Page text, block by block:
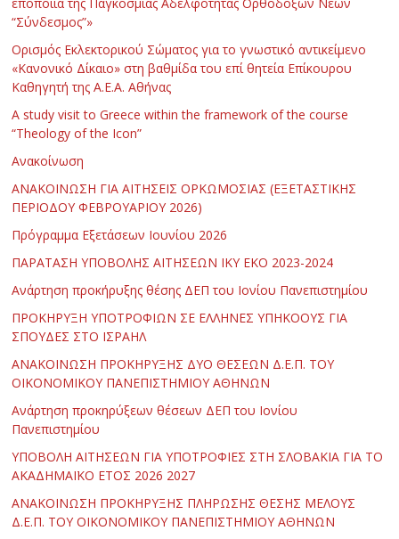
“Σύνδεσμος”»
Ορισμός Εκλεκτορικού Σώματος για το γνωστικό αντικείμενο
«Κανονικό Δίκαιο» στη βαθμίδα του επί θητεία Επίκουρου
Καθηγητή της Α.Ε.Α. Αθήνας
Α study visit to Greece within the framework of the course
“Theology of the Icon”
Ανακοίνωση
ΑΝΑΚΟΙΝΩΣΗ ΓΙΑ ΑΙΤΗΣΕΙΣ ΟΡΚΩΜΟΣΙΑΣ (ΕΞΕΤΑΣΤΙΚΗΣ
ΠΕΡΙΟΔΟΥ ΦΕΒΡΟΥΑΡΙΟΥ 2026)
Πρόγραμμα Εξετάσεων Ιουνίου 2026
ΠΑΡΑΤΑΣΗ ΥΠΟΒΟΛΗΣ ΑΙΤΗΣΕΩΝ ΙΚΥ ΕΚΟ 2023-2024
Ανάρτηση προκήρυξης θέσης ΔΕΠ του Ιονίου Πανεπιστημίου
ΠΡΟΚΗΡΥΞΗ ΥΠΟΤΡΟΦΙΩΝ ΣΕ ΕΛΛΗΝΕΣ ΥΠΗΚΟΟΥΣ ΓΙΑ
ΣΠΟΥΔΕΣ ΣΤΟ ΙΣΡΑΗΛ
ΑΝΑΚΟΙΝΩΣΗ ΠΡΟΚΗΡΥΞΗΣ ΔΥΟ ΘΕΣΕΩΝ Δ.Ε.Π. ΤΟΥ
ΟΙΚΟΝΟΜΙΚΟΥ ΠΑΝΕΠΙΣΤΗΜΙΟΥ ΑΘΗΝΩΝ
Ανάρτηση προκηρύξεων θέσεων ΔΕΠ του Ιονίου
Πανεπιστημίου
ΥΠΟΒΟΛΗ ΑΙΤΗΣΕΩΝ ΓΙΑ ΥΠΟΤΡΟΦΙΕΣ ΣΤΗ ΣΛΟΒΑΚΙΑ ΓΙΑ ΤΟ
ΑΚΑΔΗΜΑΪΚΟ ΕΤΟΣ 2026 2027
ΑΝΑΚΟΙΝΩΣΗ ΠΡΟΚΗΡΥΞΗΣ ΠΛΗΡΩΣΗΣ ΘΕΣΗΣ ΜΕΛΟΥΣ
Δ.Ε.Π. ΤΟΥ ΟΙΚΟΝΟΜΙΚΟΥ ΠΑΝΕΠΙΣΤΗΜΙΟΥ ΑΘΗΝΩΝ